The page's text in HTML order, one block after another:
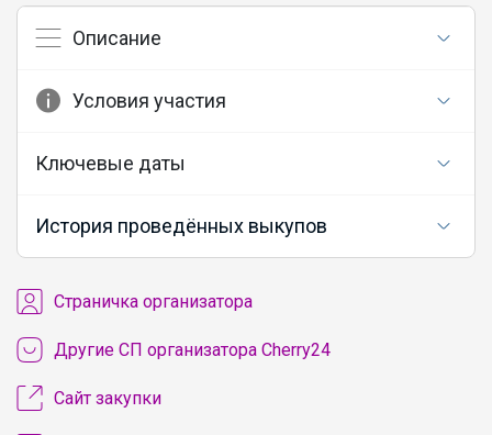
Описание
Условия участия
Ключевые даты
История проведённых выкупов
Cтраничка организатора
Другие СП организатора Cherry24
Сайт закупки